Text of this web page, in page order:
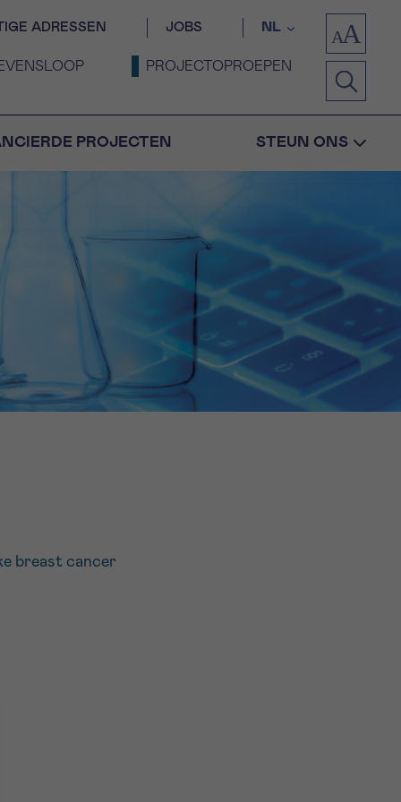
ADRESSEN JOBS NL
PROJECTOPROEPEN
PROJECTEN STEUN ONS
breast cancer
16h-18h